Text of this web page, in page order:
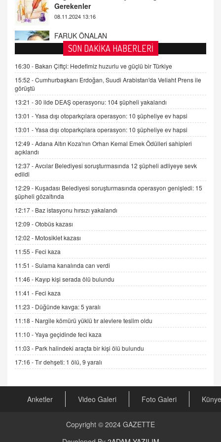
Tezkere Onaylanmasaydı…
2 Kasım 2021 Salı 00:11
AV. DOĞAN CAN DOĞAN
Kişisel verilerin korunması ve dijital hukukun
gelişimi
15.09.2025 16:17
SEHER EREK
Kış Ayları Geldi, Hangi Önlemler Alınmalı?
9.12.2025 10:11
İNCİ GÜL AKÖL
06.07.2026 13:00
ADEM AKÖL
Esed Destekçilerinin Yüzüne Vurulan Şamar:
Sednaya
11.12.2024 12:30
DR. EKREM ASLAN
Gerçek Ne, Algı Ne? "Beraber Yürüyoruz"
Cümlesinin Peşinden
19.07.2025 12:45
GÖNÜL MENEKŞE
Şifacının Yolu
04.11.2025 12:56
AV. RÜMEYSA ÖZKALE
Kira Uyuşmazlıklarında Dava Açmadan Önce
Arabulucuya Başvuru Şartı
CAN UĞURATEŞ
Değişen yapısıyla Suriye
SON DAKİKA HABERLERİ
16:30 - Bakan Çiftçi: Hedefimiz huzurlu ve güçlü bir Türkiye
15:52 -Cumhurbaşkanı Erdoğan, Suudi Arabistan'da Veliaht Prens ile
görüştü
13:21 -30 ilde DEAŞ operasyonu: 104 şüpheli yakalandı
13:01 -Yasa dışı otoparkçılara operasyon: 10 şüpheliye ev hapsi
13:01 -Yasa dışı otoparkçılara operasyon: 10 şüpheliye ev hapsi
12:49 -Adana Altın Koza'nın Orhan Kemal Emek Ödülleri sahipleri
açıklandı
12:37 -Avcılar Belediyesi soruşturmasında 12 şüpheli adliyeye sevk
edildi
12:29 - Kuşadası Belediyesi soruşturmasında operasyon genişledi: 15
şüpheli gözaltında
12:17 - Baz istasyonu hırsızı yakalandı
12:09 -Otobüs kazası
12:02 - Motosiklet kazası
11:55 - Feci kaza
11:51 -Sulama kanalında can verdi
11:46 - Kayıp kişi serada ölü bulundu
11:41 - Feci kaza
11:23 - Düğünde kavga: 5 yaralı
11:18 - Nargile kömürü yüklü tır alevlere teslim oldu
11:10 -Yaya geçidinde feci kaza
11:03 - Park halindeki araçta bir kişi ölü bulundu
17:16 -Tır dehşeti: 1 ölü, 9 yaralı
Anketler Video Galeri Foto Galeri Künye
Copyright © 2024 GAZETTE